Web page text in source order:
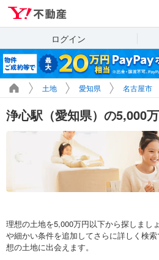
ログイン
土地 愛知県 名古屋市
浄心駅（愛知県）の5,000
理想の土地を5,000万円以下から探しまし
や細かい条件を追加してさらに詳しく検
想の土地に出会えます。